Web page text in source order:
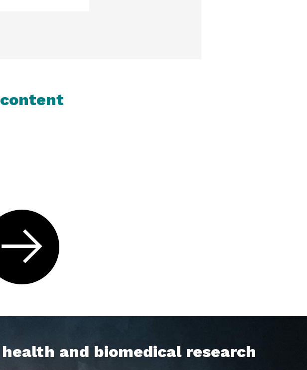
and biomedical research